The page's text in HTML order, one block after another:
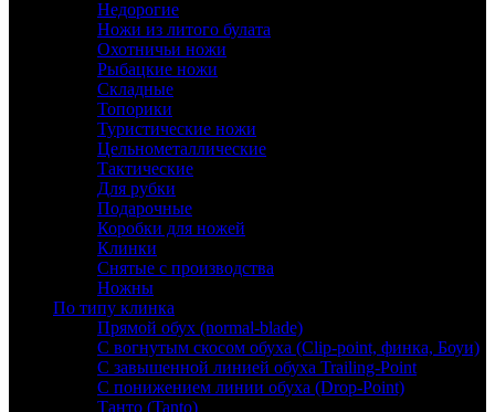
Недорогие
Ножи из литого булата
Охотничьи ножи
Рыбацкие ножи
Складные
Топорики
Туристические ножи
Цельнометаллические
Тактические
Для рубки
Подарочные
Коробки для ножей
Клинки
Снятые с производства
Ножны
По типу клинка
Прямой обух (normal-blade)
С вогнутым скосом обуха (Clip-point, финка, Боуи)
С завышенной линией обуха Trailing-Point
С понижением линии обуха (Drop-Point)
Танто (Tanto)